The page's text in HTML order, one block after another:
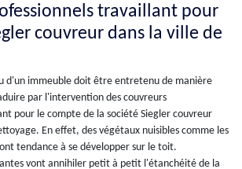
travaillant pour
couvreur dans la ville de
d'un immeuble doit être entretenu de manière
par l'intervention des couvreurs
pour le compte de la société Siegler couvreur
En effet, des végétaux nuisibles comme les
tendance à se développer sur le toit.
vont annihiler petit à petit l'étanchéité de la